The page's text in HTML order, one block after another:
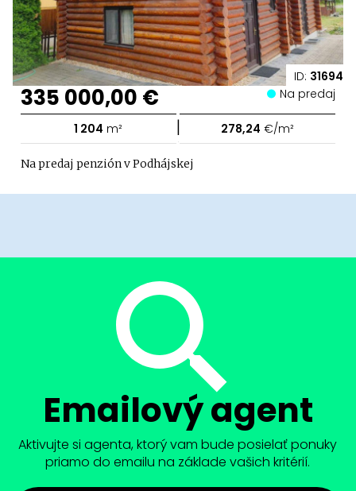
ID: 31694
335 000,00 € Na predaj
1 204 m² | 278,24 €/m²
Na predaj penzión v Podhájskej
Emailový agent
Aktivujte si agenta, ktorý vam bude posielať ponuky
priamo do emailu na základe vašich kritérií.